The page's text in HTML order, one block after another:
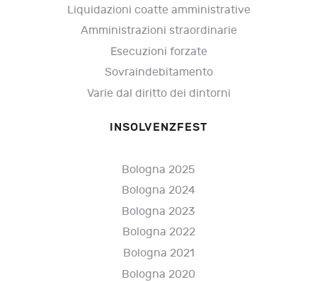
Liquidazioni coatte amministrative
Amministrazioni straordinarie
Esecuzioni forzate
Sovraindebitamento
Varie dal diritto dei dintorni
INSOLVENZFEST
Bologna 2025
Bologna 2024
Bologna 2023
Bologna 2022
Bologna 2021
Bologna 2020